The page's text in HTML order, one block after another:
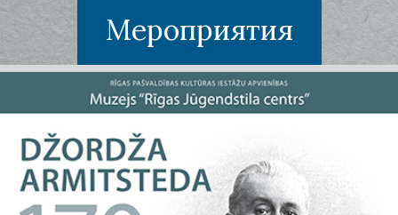
Мероприятия